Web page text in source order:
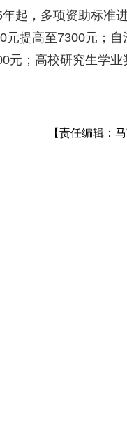
起，多项资助标准
元提高至7300元；自
元；高校研究生学业
【责任编辑：